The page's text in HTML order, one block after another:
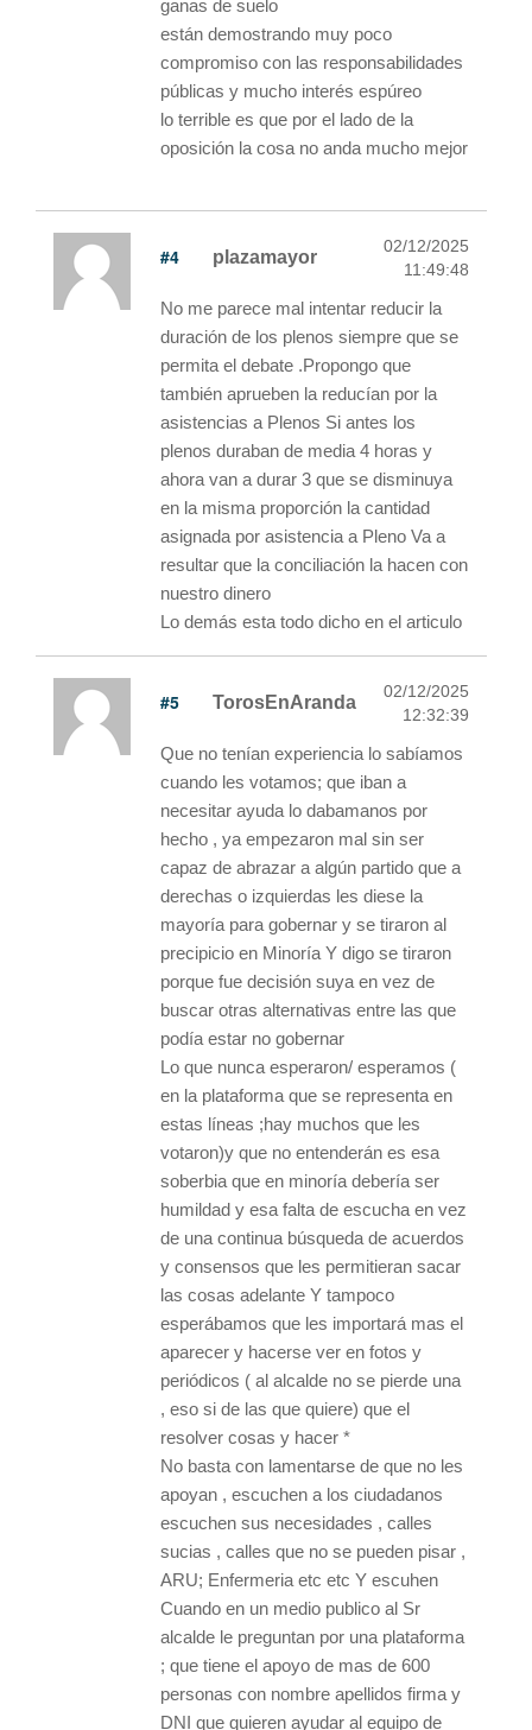
ganas de suelo
están demostrando muy poco
compromiso con las responsabilidades
públicas y mucho interés espúreo
lo terrible es que por el lado de la
oposición la cosa no anda mucho mejor
#4 plazamayor
02/12/2025
11:49:48
No me parece mal intentar reducir la
duración de los plenos siempre que se
permita el debate .Propongo que
también aprueben la reducían por la
asistencias a Plenos Si antes los
plenos duraban de media 4 horas y
ahora van a durar 3 que se disminuya
en la misma proporción la cantidad
asignada por asistencia a Pleno Va a
resultar que la conciliación la hacen con
nuestro dinero
Lo demás esta todo dicho en el articulo
#5 TorosEnAranda
02/12/2025
12:32:39
Que no tenían experiencia lo sabíamos
cuando les votamos; que iban a
necesitar ayuda lo dabamanos por
hecho , ya empezaron mal sin ser
capaz de abrazar a algún partido que a
derechas o izquierdas les diese la
mayoría para gobernar y se tiraron al
precipicio en Minoría Y digo se tiraron
porque fue decisión suya en vez de
buscar otras alternativas entre las que
podía estar no gobernar
Lo que nunca esperaron/ esperamos (
en la plataforma que se representa en
estas líneas ;hay muchos que les
votaron)y que no entenderán es esa
soberbia que en minoría debería ser
humildad y esa falta de escucha en vez
de una continua búsqueda de acuerdos
y consensos que les permitieran sacar
las cosas adelante Y tampoco
esperábamos que les importará mas el
aparecer y hacerse ver en fotos y
periódicos ( al alcalde no se pierde una
, eso si de las que quiere) que el
resolver cosas y hacer *
No basta con lamentarse de que no les
apoyan , escuchen a los ciudadanos
escuchen sus necesidades , calles
sucias , calles que no se pueden pisar ,
ARU; Enfermeria etc etc Y escuhen
Cuando en un medio publico al Sr
alcalde le preguntan por una plataforma
; que tiene el apoyo de mas de 600
personas con nombre apellidos firma y
DNI que quieren ayudar al equipo de